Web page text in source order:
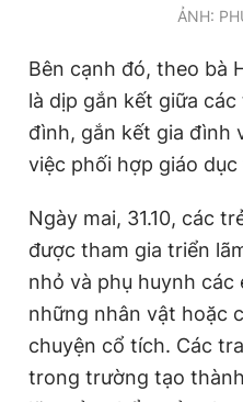
ẢNH:
Bên cạnh đó, theo bà
là dịp gắn kết giữa
đình, gắn kết gia đình
việc phối hợp giáo dục
Ngày mai, 31.10, các
được tham gia triển
nhỏ và phụ huynh các
những nhân vật hoặc
chuyện cổ tích. Các
trong trường tạo